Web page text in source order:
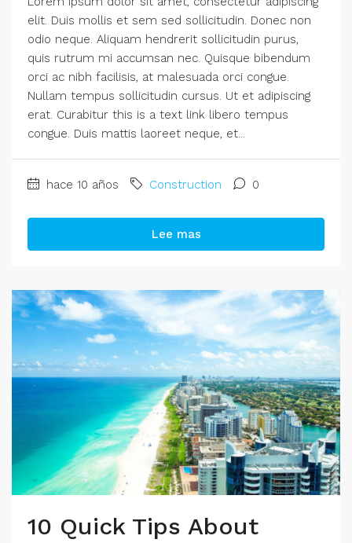
elit. Duis mollis et sem sed sollicitudin. Donec non
odio neque. Aliquam hendrerit sollicitudin purus,
quis rutrum mi accumsan nec. Quisque bibendum
orci ac nibh facilisis, at malesuada orci congue.
Nullam tempus sollicitudin cursus. Ut et adipiscing
erat. Curabitur this is a text link libero tempus
congue. Duis mattis laoreet neque, et...
hace 10 años Construction 0
Lee mas
10 Quick Tips About